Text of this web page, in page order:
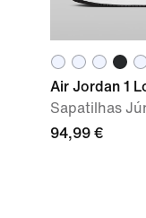
Air Jordan 1
Sapatilhas
94,99 €